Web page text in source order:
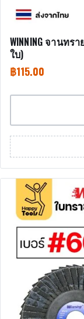
WINNING จานท
ใบ)
฿115.00